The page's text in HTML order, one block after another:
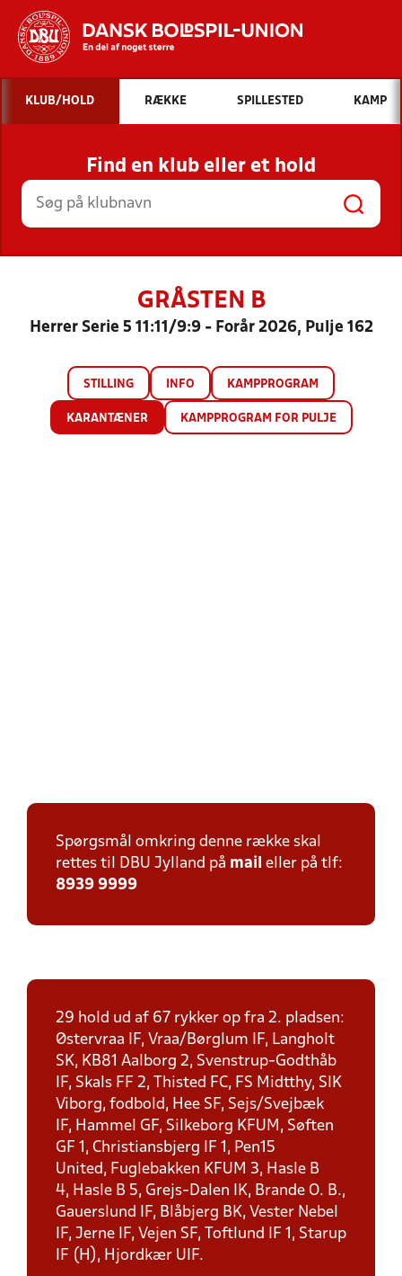
Hvad vil du søge efter?
INDHOLD OG NYHEDER
STILLINGER, RESULTATER, KLUBBER OG
HOLD
KLUB/HOLD RÆKKE SPILLESTED KAMP
Find en klub eller et hold
GRÅSTEN B
Herrer Serie 5 11:11/9:9 - Forår 2026, Pulje 162
STILLING INFO KAMPPROGRAM
KARANTÆNER KAMPPROGRAM FOR PULJE
Spørgsmål omkring denne række skal
rettes til DBU Jylland på mail eller på tlf:
8939 9999
29 hold ud af 67 rykker op fra 2. pladsen:
Østervraa IF, Vraa/Børglum IF, Langholt
SK, KB81 Aalborg 2, Svenstrup-Godthåb
IF, Skals FF 2, Thisted FC, FS Midtthy, SIK
Viborg, fodbold, Hee SF, Sejs/Svejbæk
IF, Hammel GF, Silkeborg KFUM, Søften
GF 1, Christiansbjerg IF 1, Pen15
United, Fuglebakken KFUM 3, Hasle B
4, Hasle B 5, Grejs-Dalen IK, Brande O. B.,
Gauerslund IF, Blåbjerg BK, Vester Nebel
IF, Jerne IF, Vejen SF, Toftlund IF 1, Starup
IF (H), Hjordkær UIF.